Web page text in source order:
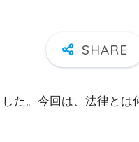
た。今回は、法律とは